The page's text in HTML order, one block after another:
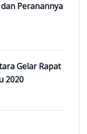
Peranannya
Gelar Rapat
2020